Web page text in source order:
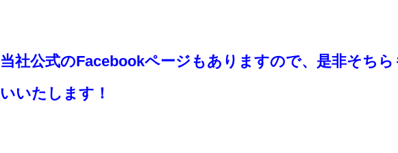
当社公式のFacebookページもありますので、是非そちら
いいたします！